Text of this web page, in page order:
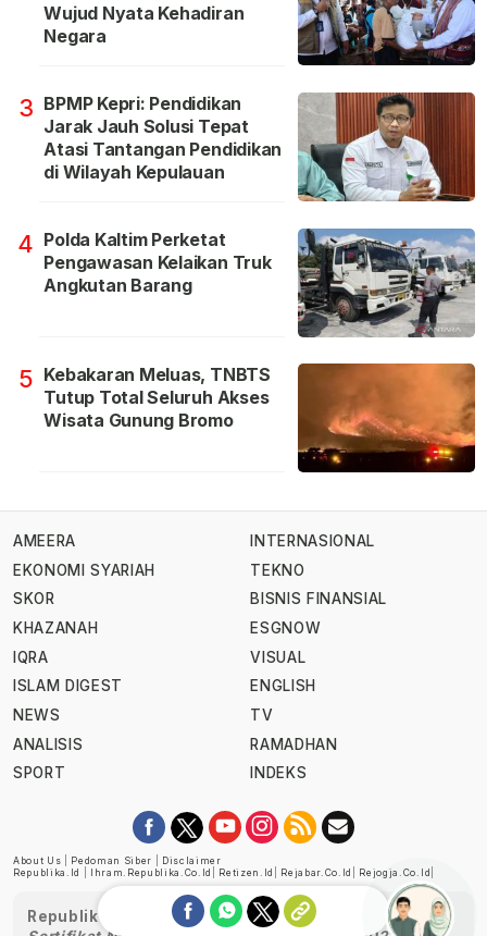
Wujud Nyata Kehadiran
Negara
3 BPMP Kepri: Pendidikan
Jarak Jauh Solusi Tepat
Atasi Tantangan Pendidikan
di Wilayah Kepulauan
4 Polda Kaltim Perketat
Pengawasan Kelaikan Truk
Angkutan Barang
5 Kebakaran Meluas, TNBTS
Tutup Total Seluruh Akses
Wisata Gunung Bromo
AMEERA
EKONOMI SYARIAH
SKOR
KHAZANAH
IQRA
ISLAM DIGEST
NEWS
ANALISIS
SPORT
INTERNASIONAL
TEKNO
BISNIS FINANSIAL
ESGNOW
VISUAL
ENGLISH
TV
RAMADHAN
INDEKS
About Us Pedoman Siber
Disclaimer
Republika.id
Ihram.republika.co.id Retizen.id Rejabar.co.id Rejogja.co.id
Republika telah diverifikasi oleh Dewan Pers